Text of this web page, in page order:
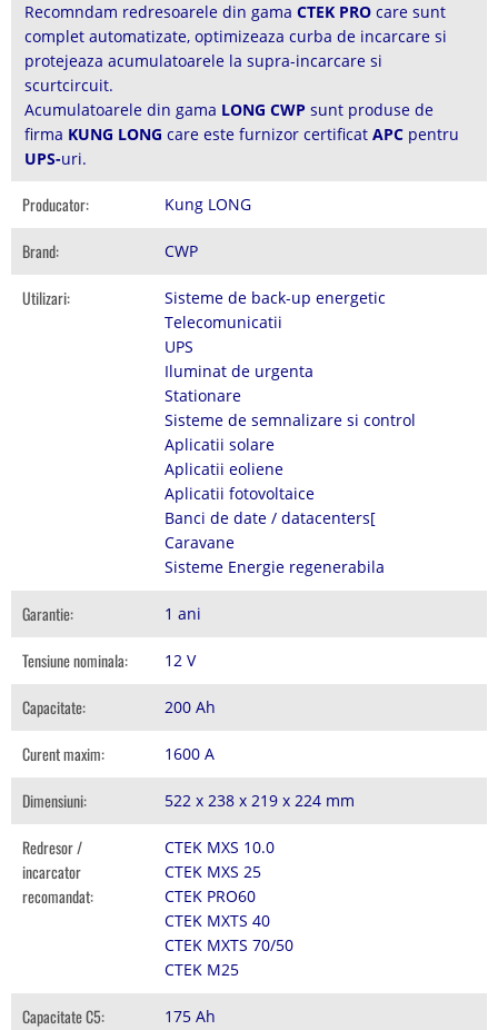
Recomndam redresoarele din gama CTEK PRO care sunt
complet automatizate, optimizeaza curba de incarcare si
protejeaza acumulatoarele la supra-incarcare si
scurtcircuit.
Acumulatoarele din gama LONG CWP sunt produse de
firma KUNG LONG care este furnizor certificat APC pentru
UPS-uri.
Producator: Kung LONG
Brand: CWP
Utilizari:
Sisteme de back-up energetic
Telecomunicatii
UPS
Iluminat de urgenta
Stationare
Sisteme de semnalizare si control
Aplicatii solare
Aplicatii eoliene
Aplicatii fotovoltaice
Banci de date / datacenters[
Caravane
Sisteme Energie regenerabila
Garantie: 1 ani
Tensiune nominala: 12 V
Capacitate: 200 Ah
Curent maxim: 1600 A
Dimensiuni: 522 x 238 x 219 x 224 mm
Redresor /
incarcator
recomandat:
CTEK MXS 10.0
CTEK MXS 25
CTEK PRO60
CTEK MXTS 40
CTEK MXTS 70/50
CTEK M25
Capacitate C5: 175 Ah